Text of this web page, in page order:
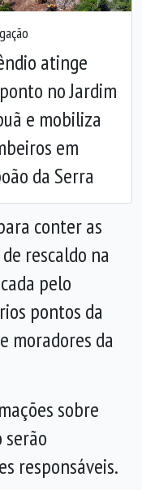
atinge
no Jardim
e mobiliza
em
da Serra
conter as
rescaldo na
pelo
pontos da
moradores da
sobre
serão
responsáveis.